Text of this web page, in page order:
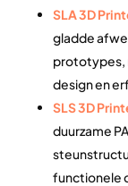
SLA 3D
gladde
prototypes,
design en
SLS 3D
duurzame
functionele